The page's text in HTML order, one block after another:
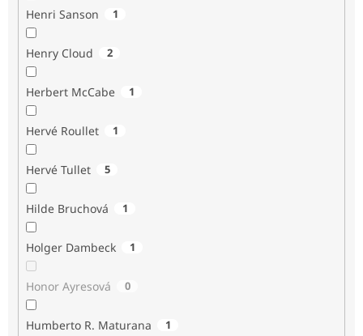
Henri Sanson 1
Henry Cloud 2
Herbert McCabe 1
Hervé Roullet 1
Hervé Tullet 5
Hilde Bruchová 1
Holger Dambeck 1
Honor Ayresová 0
Humberto R. Maturana 1